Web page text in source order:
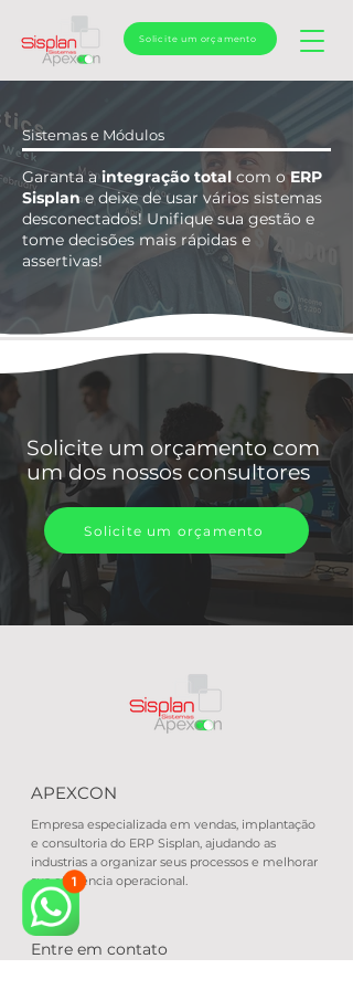
Solicite um orçamento
Sistemas e Módulos
Garanta aintegração totalcom oERP
Sisplan e deixe de usar vários sistemas
desconectados! Unifique sua gestão e
tome decisões mais rápidas e
assertivas!
Solicite um orçamento com
um dos nossos consultores
Solicite um orçamento
APEXCON
Empresa especializada em vendas, implantação
e consultoria do ERP Sisplan, ajudando as
industrias a organizar seus processos e melhorar
sua eficiência operacional.
Entre em contato